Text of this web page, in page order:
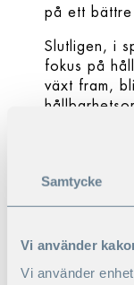
Samtycke
Vi använder
Vi använder
på ett bättre
Slutligen, i
fokus på
växt fram,
samhällen,
förstå och
Hur tror du